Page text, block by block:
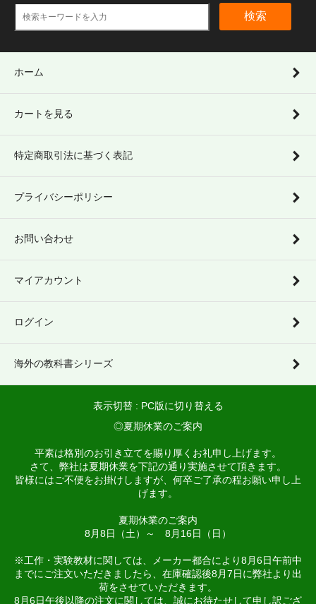
検索
ホーム
カートを見る
特定商取引法に基づく表記
プライバシーポリシー
お問い合わせ
マイアカウント
ログイン
海外の教科書シリーズ
表示切替 : PC版に切り替える
◎夏期休業のご案内
平素は格別のお引き立てを賜り厚くお礼申し上げます。
さて、弊社は夏期休業を下記の通り実施させて頂きます。
皆様にはご不便をお掛けしますが、何卒ご了承の程お願い申し上
げます。
夏期休業のご案内
8月8日（土）～ 8月16日（日）
※工作・実験教材に関しては、メーカー都合により8月6日午前中
までにご注文いただきましたら、在庫確認後8月7日に弊社より出
荷をさせていただきます。
8月6日午後以降の注文に関しては、誠にお待たせして申し訳ござ